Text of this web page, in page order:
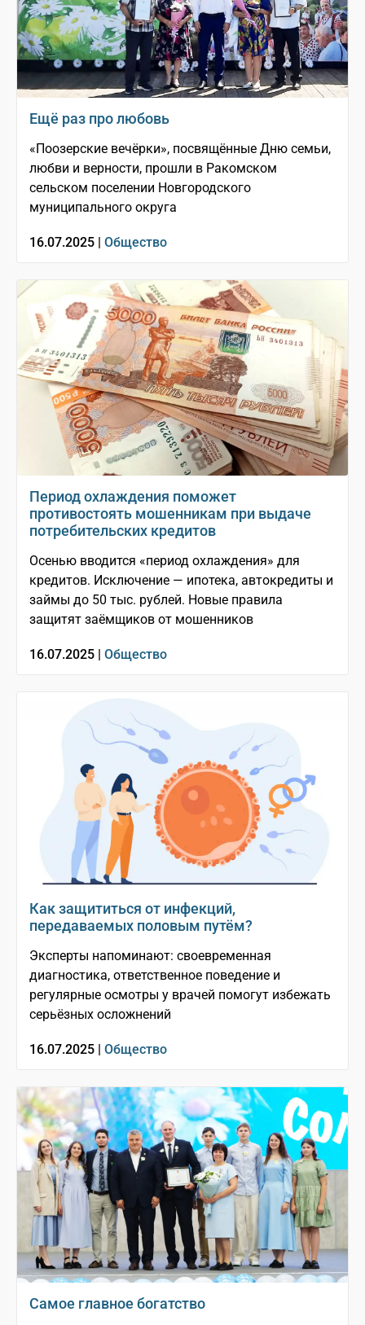
Ещё раз про любовь
«Поозерские вечёрки», посвящённые Дню семьи,
любви и верности, прошли в Ракомском
сельском поселении Новгородского
муниципального округа
16.07.2025 | Общество
Период охлаждения поможет
противостоять мошенникам при выдаче
потребительских кредитов
Осенью вводится «период охлаждения» для
кредитов. Исключение — ипотека, автокредиты и
займы до 50 тыс. рублей. Новые правила
защитят заёмщиков от мошенников
16.07.2025 | Общество
Как защититься от инфекций,
передаваемых половым путём?
Эксперты напоминают: своевременная
диагностика, ответственное поведение и
регулярные осмотры у врачей помогут избежать
серьёзных осложнений
16.07.2025 | Общество
Самое главное богатство